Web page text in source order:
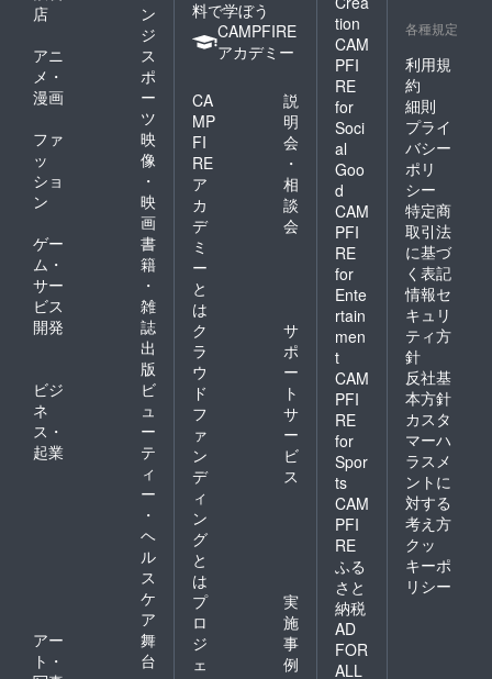
店
ン
ジ
アニ
メ・
漫画
ス
ポ
ー
ツ
ファ
ッ
ショ
ン
映
像
・
映
画
ゲー
ム・
サー
ビス
開発
書
籍
・
雑
誌
出
版
ビジ
ネ
ス・
起業
ビ
ュ
ー
テ
ィ
ー
・
ヘ
ル
ス
ケ
ア
アー
ト・
舞
台
料で学ぼう
CAMPFIRE
アカデミー
CA
MP
FI
RE
ア
カ
デ
ミ
ー
と
は
説
明
会
・
相
談
会
ク
ラ
ウ
ド
フ
ァ
ン
デ
ィ
ン
グ
と
は
サ
ポ
ー
ト
サ
ー
ビ
ス
プ
ロ
ジ
ェ
実
施
事
例
tion
CAM
PFI
RE
for
Soci
al
Goo
d
CAM
PFI
RE
for
Ente
rtain
men
t
CAM
PFI
RE
for
Spor
ts
CAM
PFI
RE
ふる
さと
納税
AD
FOR
ALL
各種規定
利用規
約
細則
プライ
バシー
ポリ
シー
特定商
取引法
に基づ
く表記
情報セ
キュリ
ティ方
針
反社基
本方針
カスタ
マーハ
ラスメ
ントに
対する
考え方
クッ
キーポ
リシー